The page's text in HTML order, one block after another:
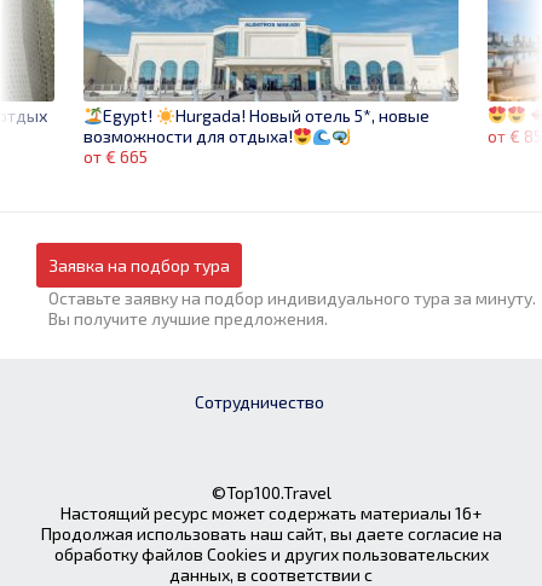
от €
Egypt!
Hurgada! Новый отель 5*, новые
возможности для отдыха!
от € 665
Заявка на подбор тура
Оставьте заявку на подбор индивидуального тура за минуту.
Вы получите лучшие предложения.
Сотрудничество
©Top100.Travel
Настоящий ресурс может содержать материалы 16+
Продолжая использовать наш сайт, вы даете согласие на
обработку файлов Cookies и других пользовательских
данных, в соответствии с